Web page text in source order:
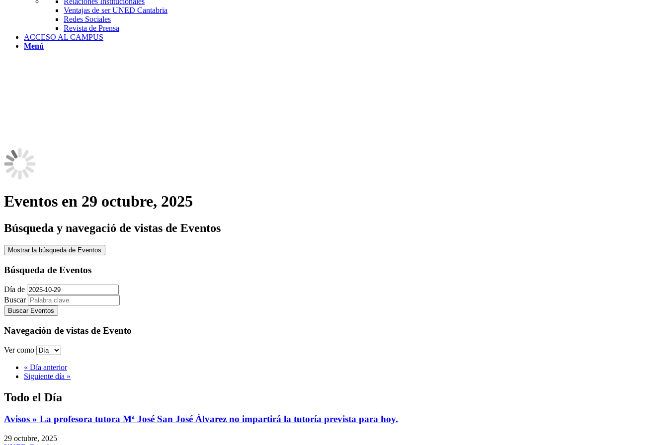
Ventajas de ser UNED Cantabria
Redes Sociales
Revista de Prensa
ACCESO AL CAMPUS
Menú
Eventos en 29 octubre, 2025
Búsqueda y navegació de vistas de Eventos
Mostrar la búsqueda de Eventos
Búsqueda de Eventos
Día de
Buscar
Navegación de vistas de Evento
Ver como
« Día anterior
Siguiente día »
Todo el Día
Avisos » La profesora tutora Mª José San José Álvarez no impartirá la tutoría prevista para hoy.
29 octubre, 2025